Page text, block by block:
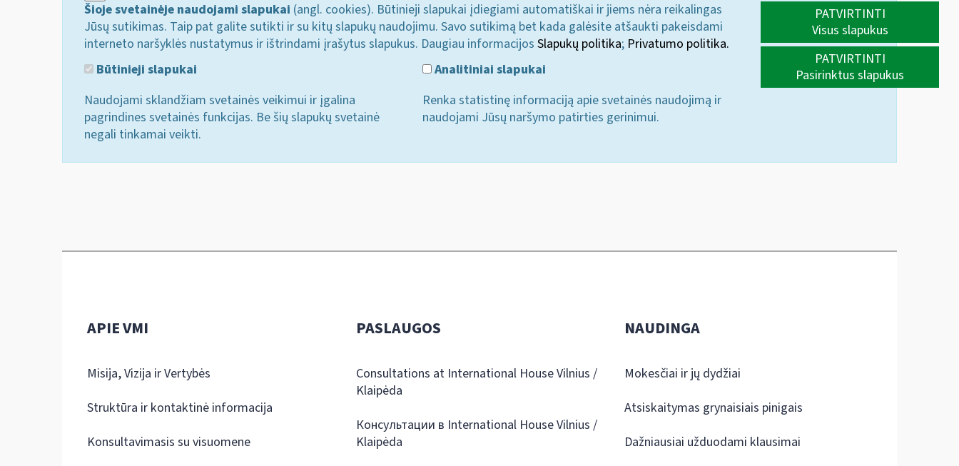
Šioje svetainėje naudojami slapukai (angl. cookies). Būtinieji slapukai įdiegiami automatiškai ir jiems nėra reikalingas
Jūsų sutikimas. Taip pat galite sutikti ir su kitų slapukų naudojimu. Savo sutikimą bet kada galėsite atšaukti pakeisdami
interneto naršyklės nustatymus ir ištrindami įrašytus slapukus. Daugiau informacijos Slapukų politika; Privatumo politika.
Būtinieji slapukai
Naudojami sklandžiam svetainės veikimui ir įgalina
pagrindines svetainės funkcijas. Be šių slapukų svetainė
negali tinkamai veikti.
Analitiniai slapukai
Renka statistinę informaciją apie svetainės naudojimą ir
naudojami Jūsų naršymo patirties gerinimui.
PATVIRTINTI
Visus slapukus
PATVIRTINTI
Pasirinktus slapukus
APIE VMI
Misija, Vizija ir Vertybės
Struktūra ir kontaktinė informacija
Konsultavimasis su visuomene
PASLAUGOS
Consultations at International House Vilnius /
Klaipėda
Консультации в International House Vilnius /
Klaipėda
NAUDINGA
Mokesčiai ir jų dydžiai
Atsiskaitymas grynaisiais pinigais
Dažniausiai užduodami klausimai